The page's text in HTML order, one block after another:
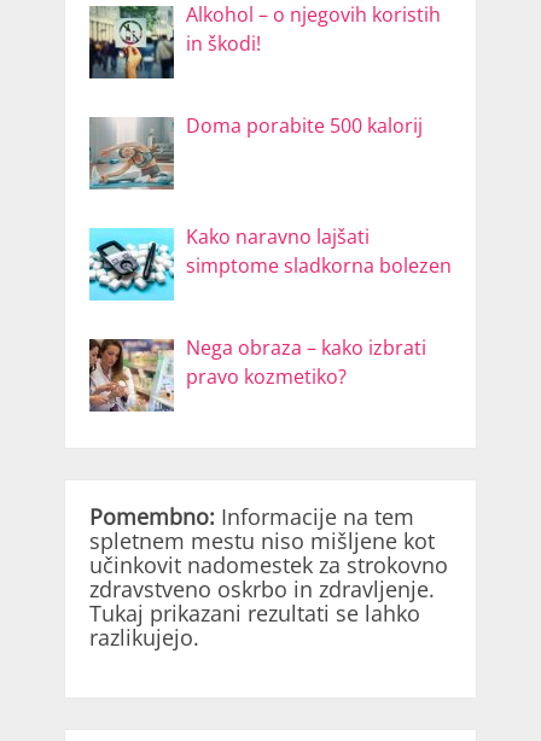
Alkohol – o njegovih koristih
in škodi!
Doma porabite 500 kalorij
Kako naravno lajšati
simptome sladkorna bolezen
Nega obraza – kako izbrati
pravo kozmetiko?
Pomembno: Informacije na tem
spletnem mestu niso mišljene kot
učinkovit nadomestek za strokovno
zdravstveno oskrbo in zdravljenje.
Tukaj prikazani rezultati se lahko
razlikujejo.